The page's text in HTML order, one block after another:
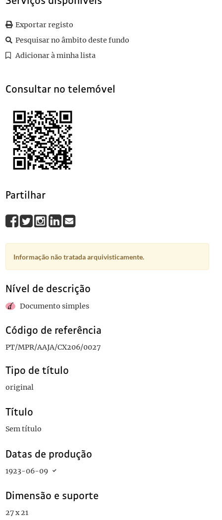
0029
Sem título 1925-03-12
0031 Sem título
0032 Sem título 1922-11-20
(...)
Exportar registo
Pesquisar no âmbito deste fundo
Adicionar à minha lista
Consultar no telemóvel
Partilhar
Informação não tratada arquivisticamente.
Nível de descrição
Documento simples
Código de referência
PT/MPR/AAJA/CX206/0027
Tipo de título
original
Título
Sem título
Datas de produção
1923-06-09
Dimensão e suporte
27 x 21